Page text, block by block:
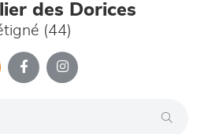
des Dorices
(44)